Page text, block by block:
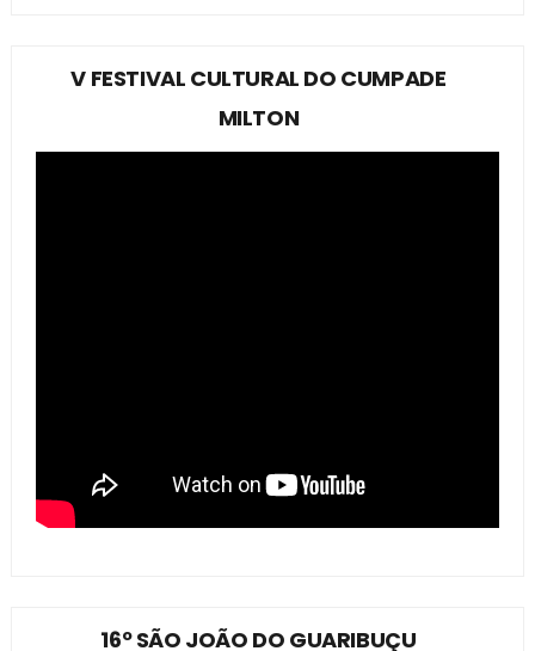
V FESTIVAL CULTURAL DO CUMPADE
MILTON
16º SÃO JOÃO DO GUARIBUÇU